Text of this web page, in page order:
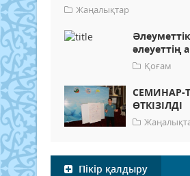
Жаңалықтар
әлеуеттің
Қоғам
СЕМИНАР-
ӨТКІЗІЛДІ
Пікір қалдыру